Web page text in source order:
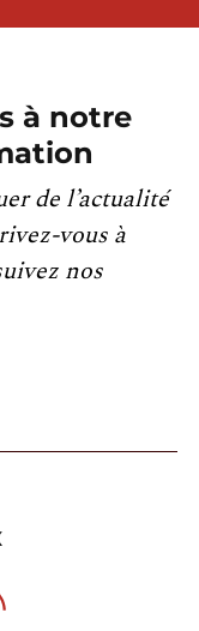
à notre
de l’actualité
vous à
nos